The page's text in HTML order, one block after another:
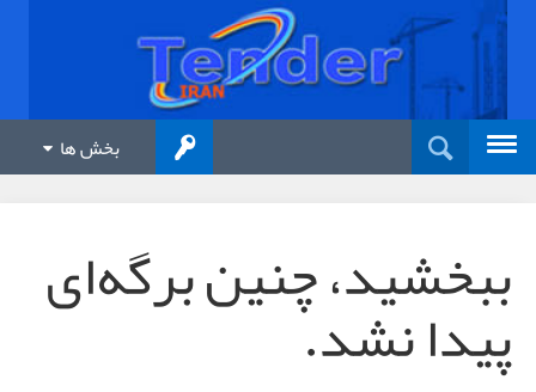
بخش ها
ببخشید، چنین برگه‌ای
پیدا نشد.